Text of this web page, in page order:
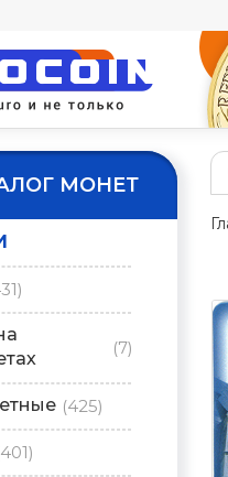
МОНЕТ
(7)
(425)